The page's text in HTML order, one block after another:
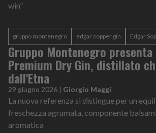
win”
gruppo montenegro edgar sopper gin Edgar
Gruppo Montenegro presenta
Premium Dry Gin, distillato
dall'Etna
29 giugno 2026 | Giorgio Maggi
La nuova referenza si distingue per un
freschezza agrumata, componente
aromatica